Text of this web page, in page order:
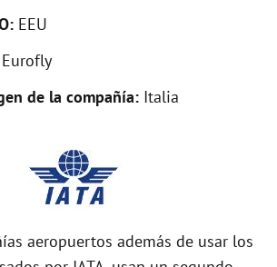
EEU
Eurofly
de la compañía: Italia
aeropuertos además de usar los